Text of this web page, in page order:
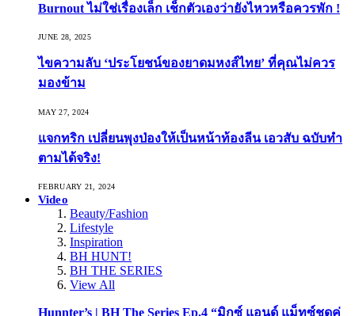
Burnout ไม่ใช่เรื่องเล็ก เช็กตัวเองว่ายังไหวหรือควรพัก !
JUNE 28, 2025
ไขความลับ ‘ประโยชน์ของยาดมหงส์ไทย’ ที่คุณไม่ควร
มองข้าม
MAY 27, 2024
แจกทริก เปลี่ยนพุงป่องให้เป็นหน้าท้องลีน เอวสับ ฉบับทำ
ตามได้จริง!
FEBRUARY 21, 2024
Video
Beauty/Fashion
Lifestyle
Inspiration
BH HUNT!
BH THE SERIES
View All
Hunnter’s | BH The Series Ep.4 “มิกซ์ แอนด์ แม็ทซ์ชุดคู่